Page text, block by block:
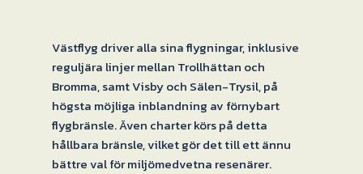
Västflyg driver alla sina flygningar, inklusive
reguljära linjer mellan Trollhättan och
Bromma, samt Visby och Sälen-Trysil, på
högsta möjliga inblandning av förnybart
flygbränsle. Även charter körs på detta
hållbara bränsle, vilket gör det till ett ännu
bättre val för miljömedvetna resenärer.